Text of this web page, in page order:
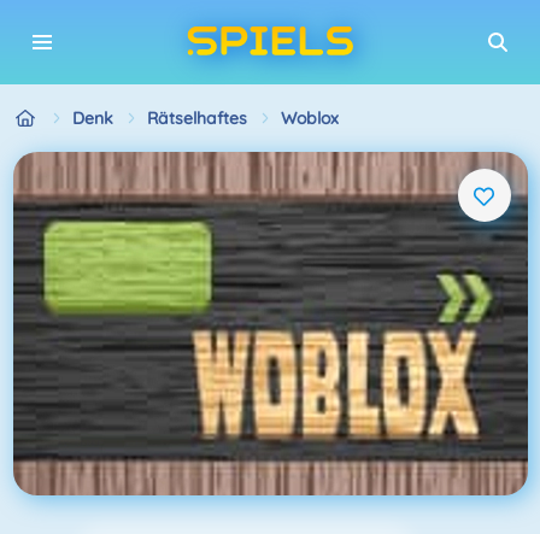
Denk Rätselhaftes Woblox